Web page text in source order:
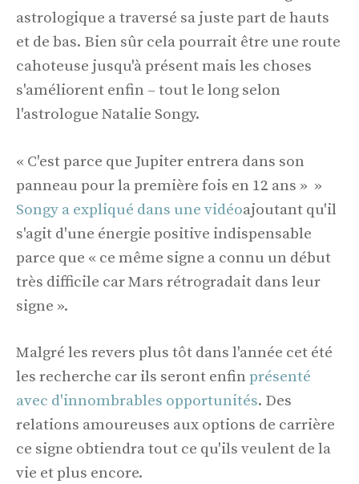
astrologique a traversé sa juste part de hauts
et de bas. Bien sûr cela pourrait être une route
cahoteuse jusqu'à présent mais les choses
s'améliorent enfin – tout le long selon
l'astrologue Natalie Songy.
« C'est parce que Jupiter entrera dans son
panneau pour la première fois en 12 ans » »
Songy a expliqué dans une vidéoajoutant qu'il
s'agit d'une énergie positive indispensable
parce que « ce même signe a connu un début
très difficile car Mars rétrogradait dans leur
signe ».
Malgré les revers plus tôt dans l'année cet été
les recherche car ils seront enfin présenté
avec d'innombrables opportunités. Des
relations amoureuses aux options de carrière
ce signe obtiendra tout ce qu'ils veulent de la
vie et plus encore.